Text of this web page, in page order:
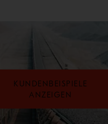
KUNDENBEISPIELE
ANZEIGEN